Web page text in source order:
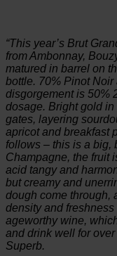
“This year’s Brut
from Ambonnay,
matured in barrel on
bottle. 70% Pinot
disgorgement is 50%
dosage. Bright gold
gates, layering
apricot and breakfast
follows – this is a big,
Champagne, the fruit
acid tangy and
but creamy and
dough come through,
density and
ageworthy wine,
and drink well for
Superb.